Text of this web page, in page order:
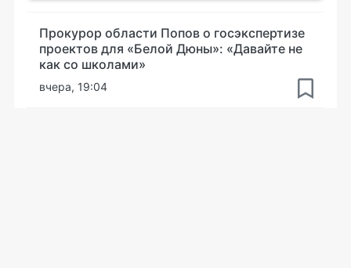
Прокурор области Попов о госэкспертизе
проектов для «Белой Дюны»: «Давайте не
как со школами»
вчера, 19:04